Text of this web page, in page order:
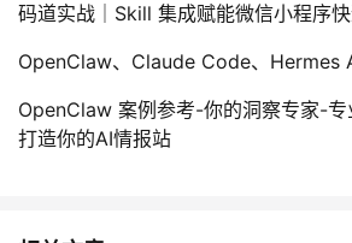
码道实战｜Skill 集成赋能微信小程序
OpenClaw、Claude Code、Hermes
OpenClaw 案例参考-你的洞察专家-
打造你的AI情报站